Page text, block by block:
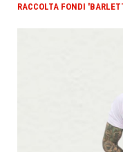
RACCOLTA FONDI